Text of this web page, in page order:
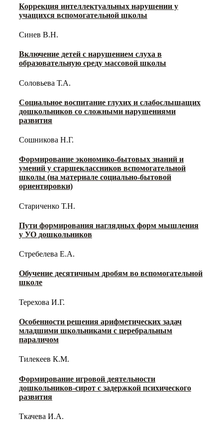
Коррекция интеллектуальных нарушении у
учащихся вспомогательной школы
Синев В.Н.
Включение детей с нарушением слуха в
образовательную среду массовой школы
Соловьева Т.А.
Социальное воспитание глухих и слабослышащих
дошкольников со сложными нарушениями
развития
Сошникова Н.Г.
Формирование экономико-бытовых знаний и
умений у старшеклассников вспомогательной
школы (на материале социально-бытовой
ориентировки)
Стариченко Т.Н.
Пути формирования наглядных форм мышления
у УО дошкольников
Стребелева Е.А.
Обучение десятичным дробям во вспомогательной
школе
Терехова И.Г.
Особенности решения арифметических задач
младшими школьниками с церебральным
параличом
Тилекеев К.М.
Формирование игровой деятельности
дошкольников-сирот с задержкой психического
развития
Ткачева И.А.